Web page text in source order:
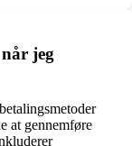
jeg
at gennemføre